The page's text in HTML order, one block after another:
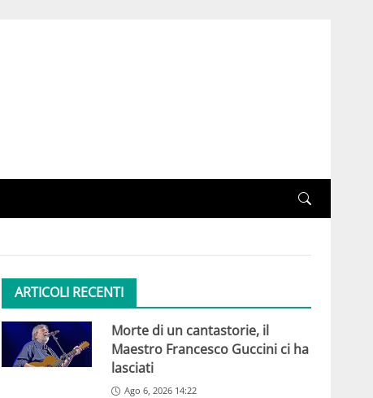
ARTICOLI RECENTI
Morte di un cantastorie, il
Maestro Francesco Guccini ci ha
lasciati
Ago 6, 2026 14:22